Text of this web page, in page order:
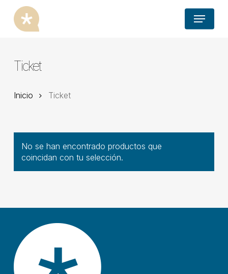
main
Menu
Ticket
Inicio Ticket
No se han encontrado productos que
coincidan con tu selección.